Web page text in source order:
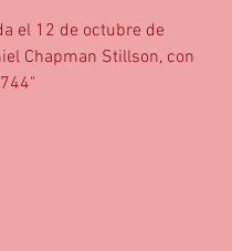
el 12 de octubre de
Chapman Stillson, con